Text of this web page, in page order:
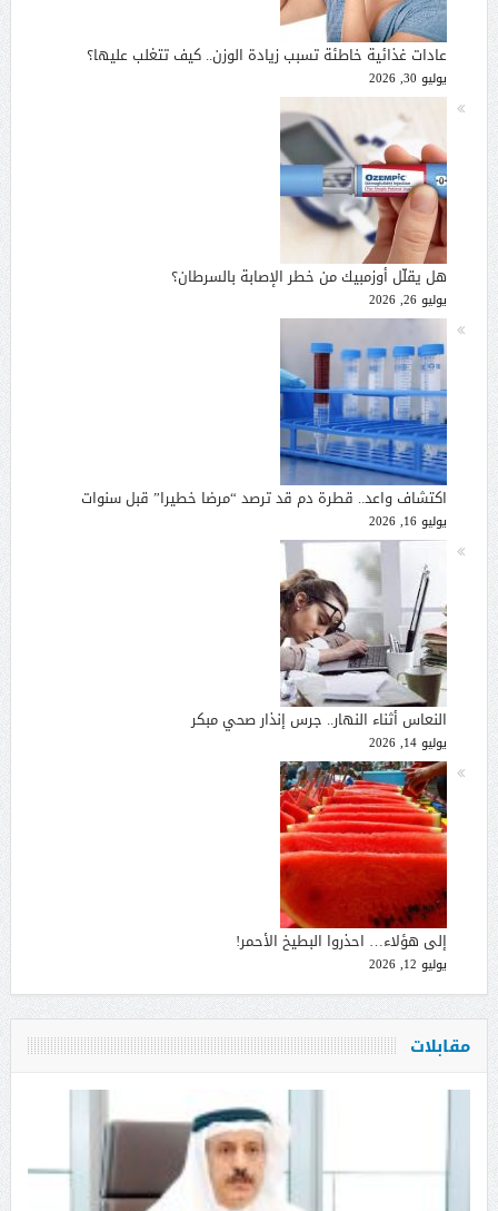
عادات غذائية خاطئة تسبب زيادة الوزن.. كيف تتغلب عليها؟
يوليو 30, 2026
هل يقلّل أوزمبيك من خطر الإصابة بالسرطان؟
يوليو 26, 2026
اكتشاف واعد.. قطرة دم قد ترصد “مرضا خطيرا” قبل سنوات
يوليو 16, 2026
النعاس أثناء النهار.. جرس إنذار صحي مبكر
يوليو 14, 2026
إلى هؤلاء… احذروا البطيخ الأحمر!
يوليو 12, 2026
مقابلات